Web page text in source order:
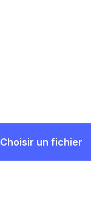
Choisir un fichier